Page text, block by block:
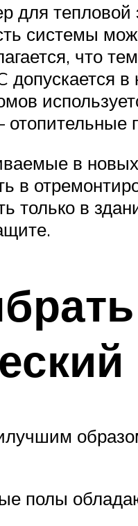
для
системы
что
отопительные
в
в
только в
полы